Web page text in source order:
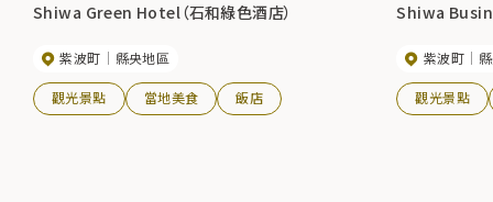
Shiwa Green Hotel（石和綠色酒店）
紫波町 縣央地區
觀光景點 當地美食 飯店
Shiwa
紫波町
觀光景點